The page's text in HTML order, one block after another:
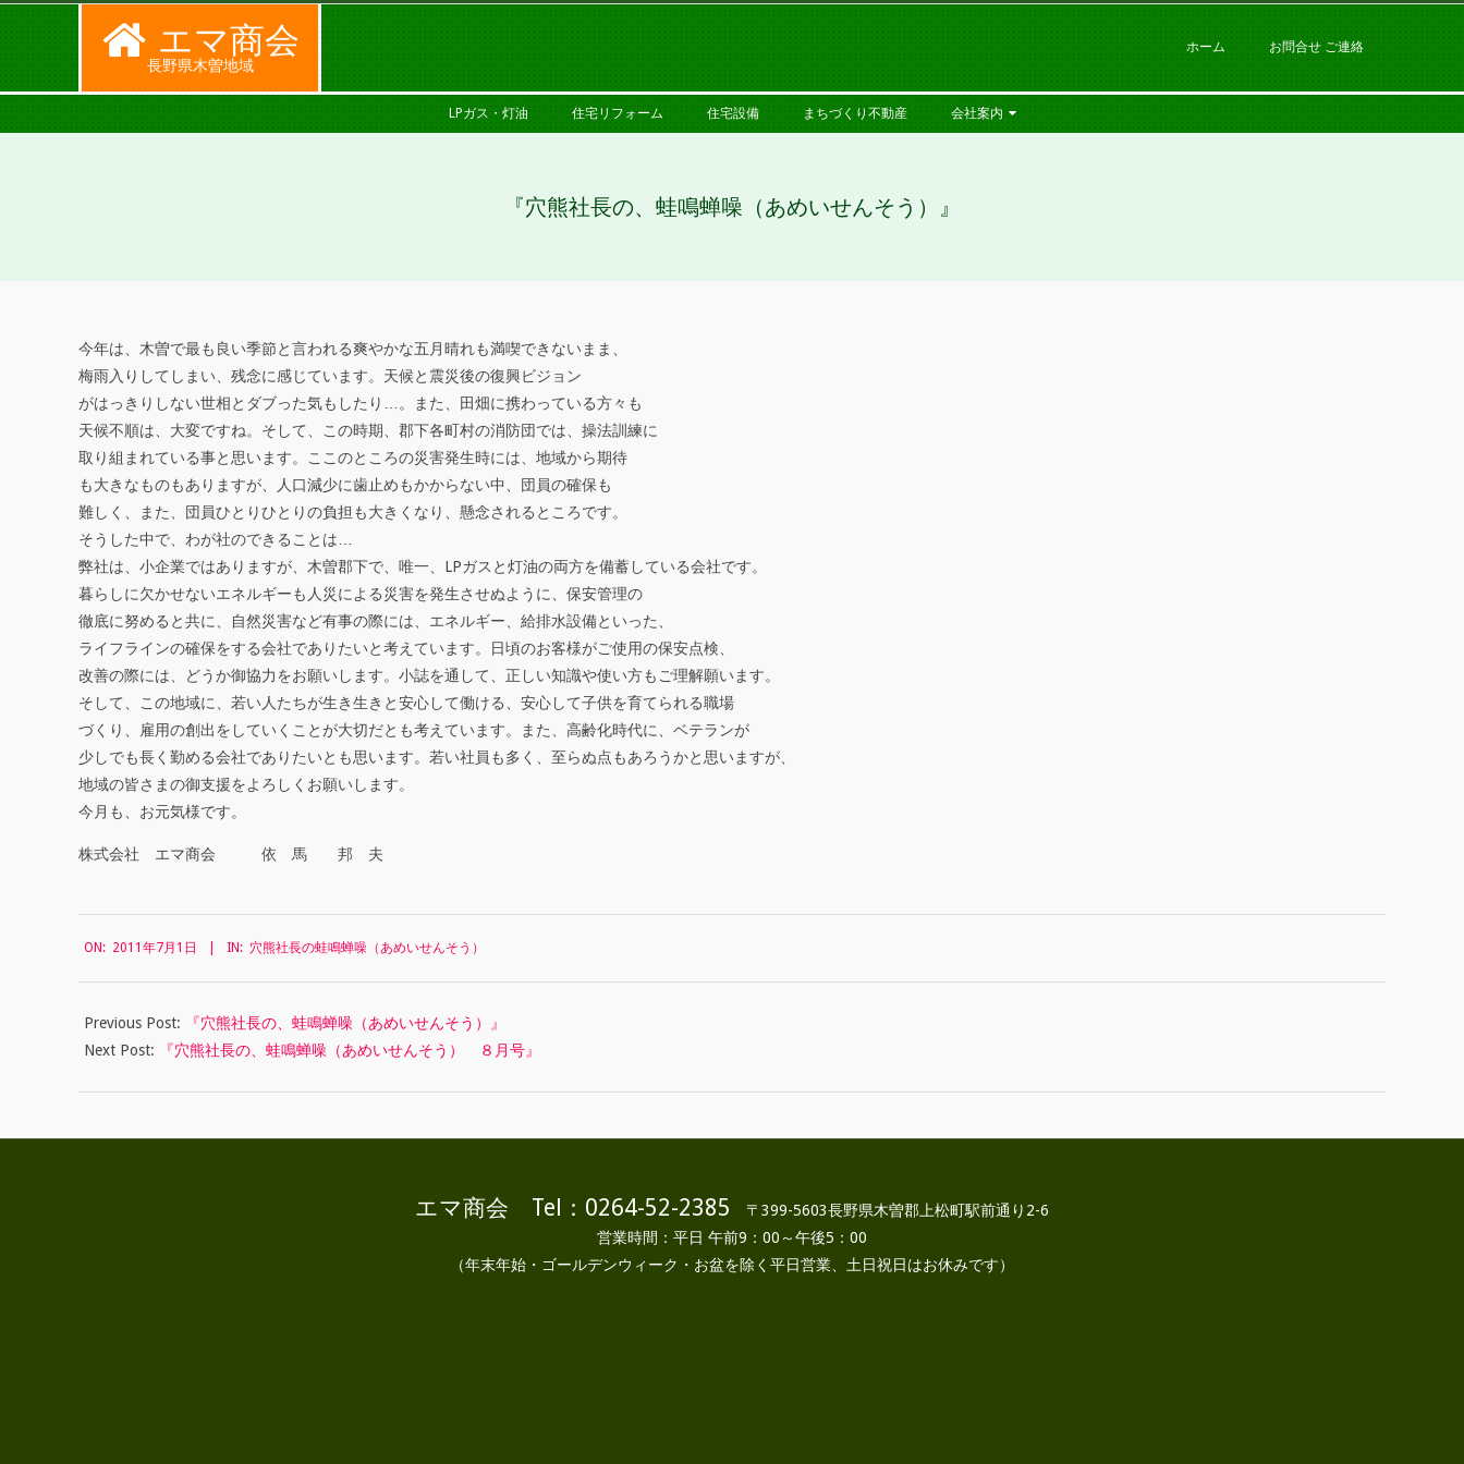
Skip
to
content
エマ商会
長野県木曽地域
PRIMARY
NAVIGATION
MENU
ホーム お問合せ ご連絡
SECONDARY
NAVIGATION
LPガス・灯油 住宅リフォーム 住宅設備 まちづくり不動産 会社案内
『穴熊社長の、蛙鳴蝉噪（あめいせんそう）』
『
穴
熊
社
長
の
、
蛙
鳴
蝉
噪
（
あ
め
い
せ
ん
そ
）
今年は、木曽で最も良い季節と言われる爽やかな五月晴れも満喫できないまま、
梅雨入りしてしまい、残念に感じています。天候と震災後の復興ビジョン
がはっきりしない世相とダブった気もしたり…。また、田畑に携わっている方々も
天候不順は、大変ですね。そして、この時期、郡下各町村の消防団では、操法訓練に
取り組まれている事と思います。ここのところの災害発生時には、地域から期待
も大きなものもありますが、人口減少に歯止めもかからない中、団員の確保も
難しく、また、団員ひとりひとりの負担も大きくなり、懸念されるところです。
そうした中で、わが社のできることは…
弊社は、小企業ではありますが、木曽郡下で、唯一、LPガスと灯油の両方を備蓄している会社です。
暮らしに欠かせないエネルギーも人災による災害を発生させぬように、保安管理の
徹底に努めると共に、自然災害など有事の際には、エネルギー、給排水設備といった、
ライフラインの確保をする会社でありたいと考えています。日頃のお客様がご使用の保安点検、
改善の際には、どうか御協力をお願いします。小誌を通して、正しい知識や使い方もご理解願います。
そして、この地域に、若い人たちが生き生きと安心して働ける、安心して子供を育てられる職場
づくり、雇用の創出をしていくことが大切だとも考えています。また、高齢化時代に、ベテランが
少しでも長く勤める会社でありたいとも思います。若い社員も多く、至らぬ点もあろうかと思いますが、
地域の皆さまの御支援をよろしくお願いします。
今月も、お元気様です。
株式会社 エマ商会 依 馬 邦 夫
07-
01
ON: 2011年7月1日 IN: 穴熊社長の蛙鳴蝉噪（あめいせんそう）
Previous Post:
『穴熊社長の、蛙鳴蝉噪（あめいせんそう）』
Next Post:
『穴熊社長の、蛙鳴蝉噪（あめいせんそう） ８月号』
エマ商会 Tel：0264-52-2385
〒399-5603長野県木曽郡上松町駅前通り2-6
営業時間：平日 午前9：00～午後5：00
（年末年始・ゴールデンウィーク・お盆を除く平日営業、土日祝日はお休みです）